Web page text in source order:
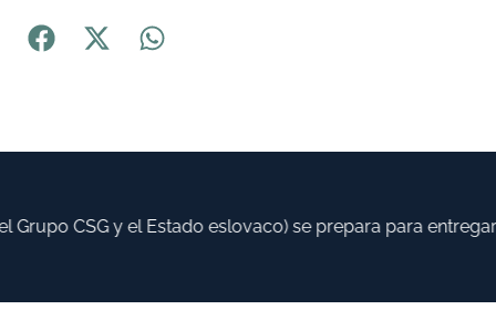
Grupo CSG y el Estado eslovaco) se prepara para